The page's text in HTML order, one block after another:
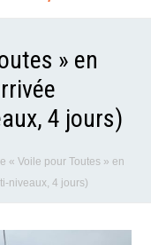
» en
4 jours)
« Voile pour Toutes » en
niveaux, 4 jours)